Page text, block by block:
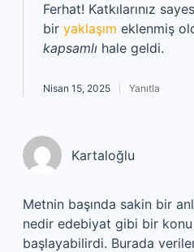
Ferhat! Katkılarınız
bir yaklaşım eklenmiş
kapsamlı hale geldi.
Nisan 15, 2025 Yanıtla
Kartaloğlu
Metnin başında sakin bir
nedir edebiyat gibi bir konu
başlayabilirdi. Burada